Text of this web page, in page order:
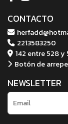
CONTACTO
2213583250
142 entre 528 y
Botón de
NEWSLETTER